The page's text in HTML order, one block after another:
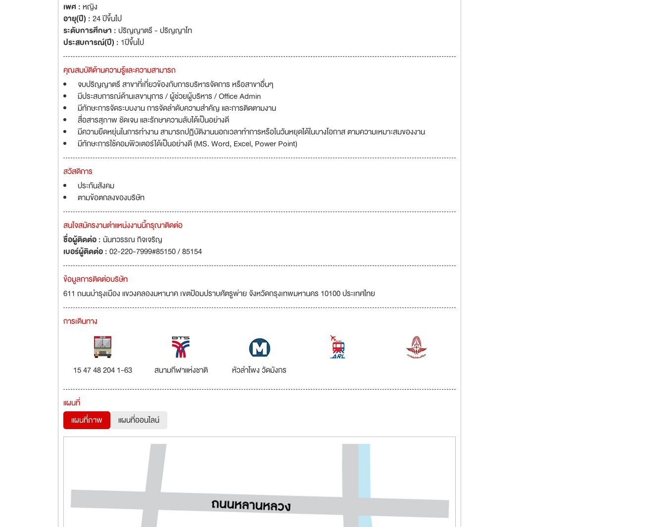
เพศ :หญิง
อายุ(ปี) :24 ปีขึ้นไป
ระดับการศึกษา :ปริญญาตรี - ปริญญาโท
ประสบการณ์(ปี) : 1ปีขึ้นไป
คุณสมบัติด้านความรู้และความสามารถ
จบปริญญาตรี สาขาที่เกี่ยวข้องกับการบริหารจัดการ หรือสาขาอื่นๆ
มีประสบการณ์ด้านเลขานุการ / ผู้ช่วยผู้บริหาร / Office Admin
มีทักษะการจัดระบบงาน การจัดลำดับความสำคัญ และการติดตามงาน
สื่อสารสุภาพ ชัดเจน และรักษาความลับได้เป็นอย่างดี
มีความยืดหยุ่นในการทำงาน สามารถปฏิบัติงานนอกเวลาทำการหรือในวันหยุดได้ในบางโอกาส ตามความเหมาะสมของงาน
มีทักษะการใช้คอมพิวเตอร์ได้เป็นอย่างดี (MS. Word, Excel, Power Point)
สวัสดิการ
ประกันสังคม
ตามข้อตกลงของบริษัท
สนใจสมัครงานตำแหน่งงานนี้กรุณาติดต่อ
ชื่อผู้ติดต่อ : นันทวรรณ กิจเจริญ
เบอร์ผู้ติดต่อ :02-220-7999#85150 / 85154
ข้อมูลการติดต่อบริษัท
611 ถนนบำรุงเมือง แขวงคลองมหานาค เขตป้อมปราบศัตรูพ่าย จังหวัดกรุงเทพมหานคร 10100 ประเทศไทย
การเดินทาง
15 47 48 204 1-63 สนามกีฬาแห่งชาติ หัวลำโพง วัดมังกร
แผนที่
แผนที่ภาพ
แผนที่ออนไลน์